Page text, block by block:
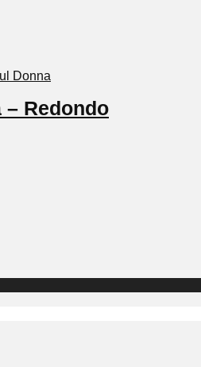
– Redondo